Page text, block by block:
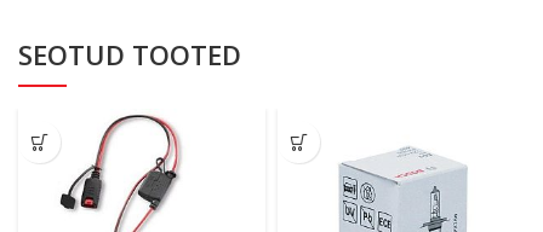
SEOTUD TOOTED